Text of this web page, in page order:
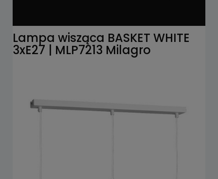
Lampa wisząca BASKET WHITE
3xE27 | MLP7213 Milagro